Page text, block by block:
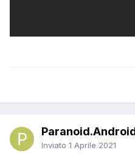
Inviato 1 Aprile 2021